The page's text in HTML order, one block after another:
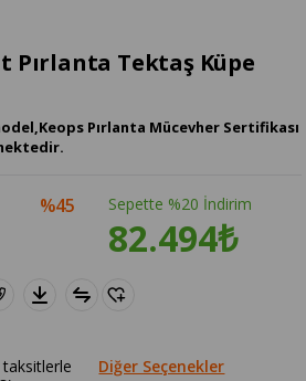
Pırlanta Tektaş Küpe
Pırlanta Mücevher Sertifikası
45 Sepette %20 İndirim
82.494₺
Diğer Seçenekler